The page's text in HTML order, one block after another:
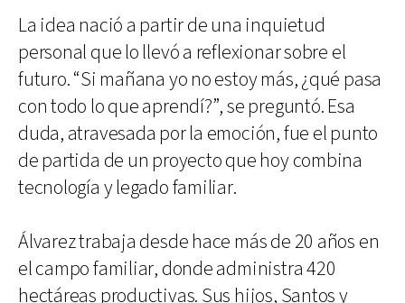
La idea nació a partir de una inquietud
personal que lo llevó a reflexionar sobre el
futuro. “Si mañana yo no estoy más, ¿qué pasa
con todo lo que aprendí?”, se preguntó. Esa
duda, atravesada por la emoción, fue el punto
de partida de un proyecto que hoy combina
tecnología y legado familiar.
Álvarez trabaja desde hace más de 20 años en
el campo familiar, donde administra 420
hectáreas productivas. Sus hijos, Santos y